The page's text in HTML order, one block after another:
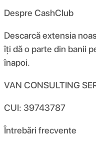
Despre CashClub
Descarcă extensia
îți dă o parte din banii
înapoi.
VAN CONSULTING
CUI: 39743787
Întrebări frecvente